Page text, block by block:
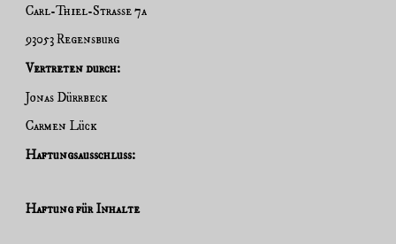
Carl-Thiel-Strasse 7a
93053 Regensburg
Vertreten durch:
Jonas Dürrbeck
Carmen Lück
Haftungsausschluss:
Haftung für Inhalte